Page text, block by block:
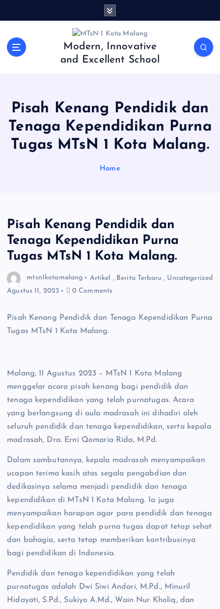
Modern, Innovative
and Excellent School
Pisah Kenang Pendidik dan
Tenaga Kependidikan Purna
Tugas MTsN 1 Kota Malang.
Home
Pisah Kenang Pendidik dan
Tenaga Kependidikan Purna
Tugas MTsN 1 Kota Malang.
mtsn1kotamalang Artikel , Berita Terbaru , Uncategorized
Agustus 11, 2023
0 Comments
Pisah Kenang Pendidik dan Tenaga Kependidikan Purna
Tugas MTsN 1 Kota Malang.
Malang, 11 Agustus 2023 – MTsN 1 Kota Malang
menggelar acara pisah kenang bagi pendidik dan
tenaga kependidikan yang telah purnatugas. Acara
yang berlangsung di aula madrasah ini dihadiri oleh
seluruh pendidik dan tenaga kependidikan, serta kepala
madrasah, Dra. Erni Qomaria Rida, M.Pd.
Dalam sambutannya, kepala madrasah menyampaikan
ucapan terima kasih atas segala pengabdian dan
dedikasinya selama menjadi pendidik dan tenaga
kependidikan di MTsN 1 Kota Malang. Ia juga
menyampaikan harapan agar para pendidik dan tenaga
kependidikan yang telah purna tugas dapat tetap sehat
dan bahagia, serta tetap memberikan kontribusinya
bagi pendidikan di Indonesia.
Pendidik dan tenaga kependidikan yang telah
purnatugas adalah Dwi Siwi Andari, M.Pd., Minuril
Hidayati, S.Pd., Sukiyo A.Md., Wain Nur Kholiq, dan